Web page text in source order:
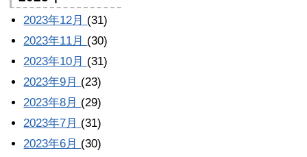
2023年12月 (31)
2023年11月 (30)
2023年10月 (31)
2023年9月 (23)
2023年8月 (29)
2023年7月 (31)
2023年6月 (30)